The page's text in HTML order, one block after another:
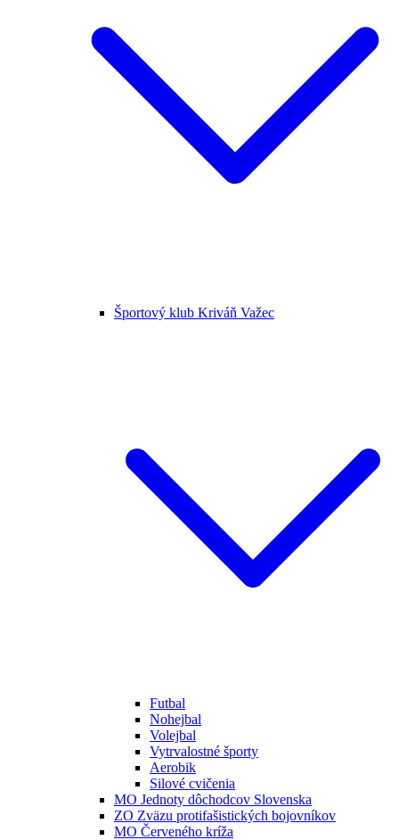
Športový klub Kriváň Važec
Futbal
Nohejbal
Volejbal
Vytrvalostné športy
Aerobik
Silové cvičenia
MO Jednoty dôchodcov Slovenska
ZO Zväzu protifašistických bojovníkov
MO Červeného kríža